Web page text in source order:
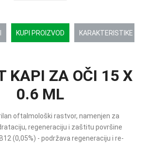
KUPI PROIZVOD KARAKTERISTIKE
KAPI ZA OČI 15 X
0.6 ML
oftalmološki rastvor, namenjen za
regeneraciju i zaštitu površine
(0,05%) - podržava regeneraciju i re-